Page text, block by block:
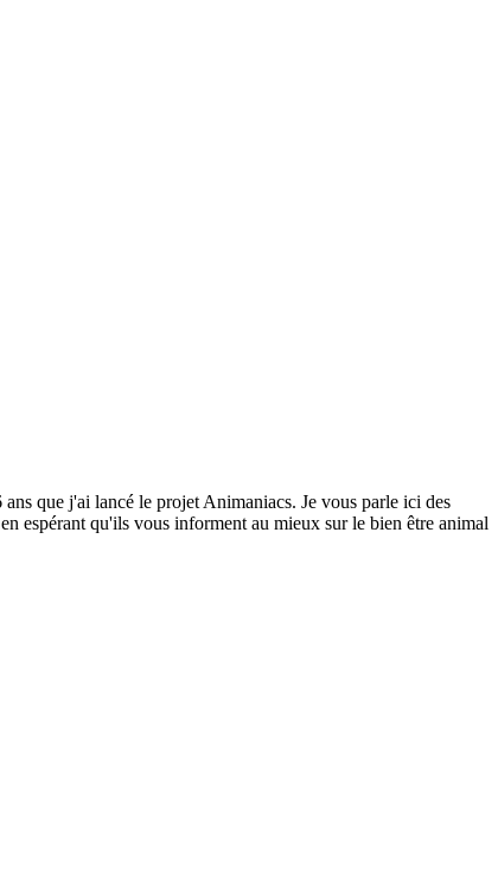
que j'ai lancé le projet Animaniacs. Je vous parle ici des
espérant qu'ils vous informent au mieux sur le bien être animal